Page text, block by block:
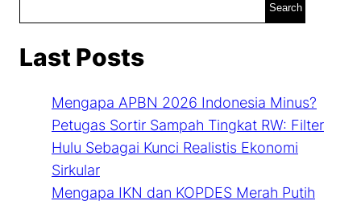
Search
Last Posts
Mengapa APBN 2026 Indonesia Minus?
Petugas Sortir Sampah Tingkat RW: Filter
Hulu Sebagai Kunci Realistis Ekonomi
Sirkular
Mengapa IKN dan KOPDES Merah Putih